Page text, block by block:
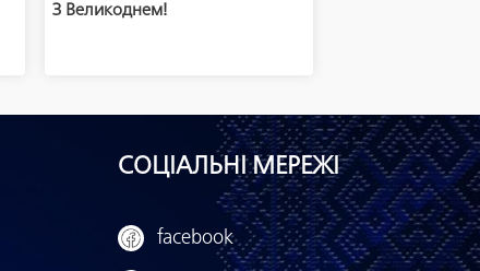
З Великоднем!
СОЦІАЛЬНІ МЕРЕЖІ
facebook